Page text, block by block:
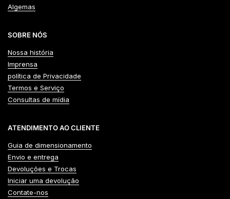
Algemas
SOBRE NÓS
Nossa história
Imprensa
política de Privacidade
Termos e Serviço
Consultas de mídia
ATENDIMENTO AO CLIENTE
Guia de dimensionamento
Envio e entrega
Devoluções e Trocas
Iniciar uma devolução
Contate-nos